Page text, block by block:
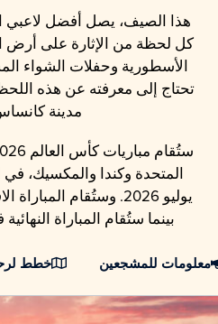
هذا الصيف، يصل أفضل لاعبي
كل لحظة من الإثارة على أرض
الأسطورية وحفلات الشواء
تحتاج إلى معرفته عن هذه
مدينة
يوليو 2026. وستُقام
بينما ستُقام المباراة
معلومات للمشجعين خطط